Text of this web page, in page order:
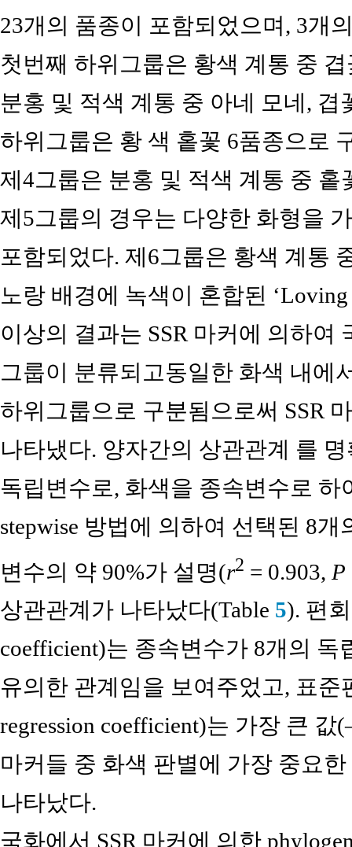
23개의 품종이 포함되었으며, 3개
첫번째 하위그룹은 황색 계통 중
분홍 및 적색 계통 중 아네 모네,
하위그룹은 황 색 홑꽃 6품종으로
제4그룹은 분홍 및 적색 계통 중
제5그룹의 경우는 다양한 화형을
포함되었다. 제6그룹은 황색 계통
노랑 배경에 녹색이 혼합된
이상의 결과는 SSR 마커에 의하여
그룹이 분류되고동일한 화색 내에
하위그룹으로 구분됨으로써 SSR
나타냈다. 양자간의 상관관계 를
독립변수로, 화색을 종속변수로
stepwise 방법에 의하여 선택된 8
변수의 약 90%가 설명(r2 = 0.903, P
상관관계가 나타났다(Table 5). 편
coefficient)는 종속변수가 8개의
유의한 관계임을 보여주었고, 표준
regression coefficient)는 가장 큰 값
마커들 중 화색 판별에 가장 중요
나타났다.
국화에서 SSR 마커에 의한